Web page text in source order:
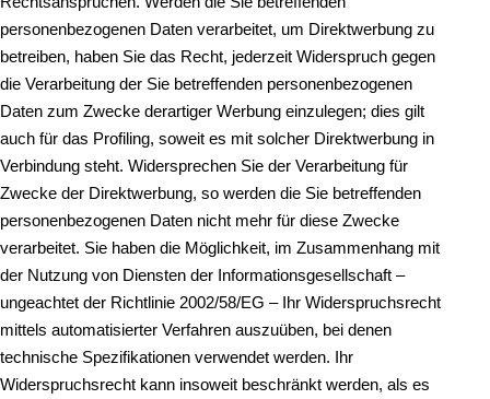
personenbezogenen Daten verarbeitet, um Direktwerbung zu
betreiben, haben Sie das Recht, jederzeit Widerspruch gegen
die Verarbeitung der Sie betreffenden personenbezogenen
Daten zum Zwecke derartiger Werbung einzulegen; dies gilt
auch für das Profiling, soweit es mit solcher Direktwerbung in
Verbindung steht. Widersprechen Sie der Verarbeitung für
Zwecke der Direktwerbung, so werden die Sie betreffenden
personenbezogenen Daten nicht mehr für diese Zwecke
verarbeitet. Sie haben die Möglichkeit, im Zusammenhang mit
der Nutzung von Diensten der Informationsgesellschaft –
ungeachtet der Richtlinie 2002/58/EG – Ihr Widerspruchsrecht
mittels automatisierter Verfahren auszuüben, bei denen
technische Spezifikationen verwendet werden. Ihr
Widerspruchsrecht kann insoweit beschränkt werden, als es